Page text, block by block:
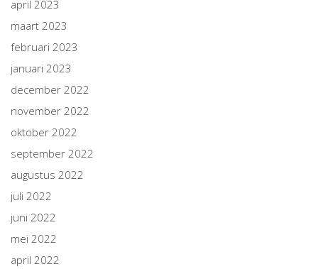
april 2023
maart 2023
februari 2023
januari 2023
december 2022
november 2022
oktober 2022
september 2022
augustus 2022
juli 2022
juni 2022
mei 2022
april 2022